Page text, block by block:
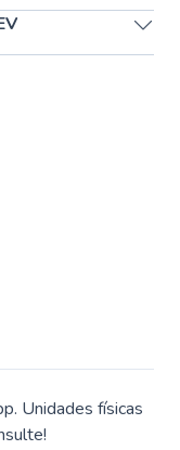
Unidades físicas